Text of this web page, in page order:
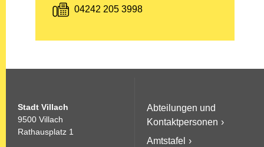
Fax:
04242 205 3998
Stadt Villach
9500 Villach
Rathausplatz 1
Abteilungen und
Kontaktpersonen
Amtstafel